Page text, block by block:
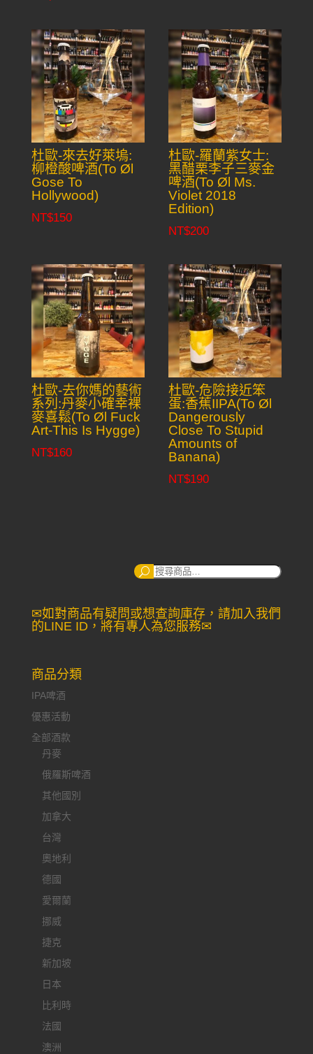
杜歐-來去好萊塢:
柳橙酸啤酒(To Øl
Gose To
Hollywood)
NT$150
杜歐-羅蘭紫女士:
黑醋栗李子三麥金
啤酒(To Øl Ms.
Violet 2018
Edition)
NT$200
杜歐-去你媽的藝術
系列:丹麥小確幸裸
麥喜鬆(To Øl Fuck
Art-This Is Hygge)
NT$160
杜歐-危險接近笨
蛋:香蕉IIPA(To Øl
Dangerously
Close To Stupid
Amounts of
Banana)
NT$190
搜
✉如對商品有疑問或想查詢庫存，請加入我們
的LINE ID，將有專人為您服務✉
商品分類
IPA啤酒
優惠活動
全部酒款
丹麥
俄羅斯啤酒
其他國別
加拿大
台灣
奧地利
德國
愛爾蘭
挪威
捷克
新加坡
日本
比利時
法國
澳洲